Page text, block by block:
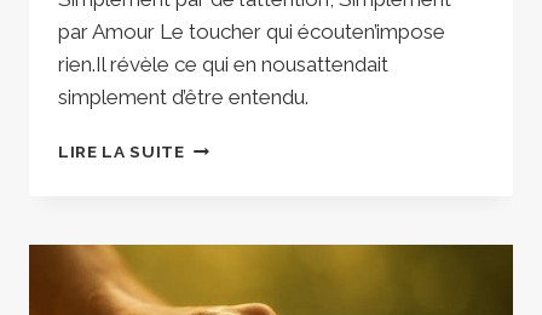
par Amour Le toucher qui écouten’impose
rien.Il révèle ce qui en nousattendait
simplement d’être entendu.
LIRE LA SUITEIL